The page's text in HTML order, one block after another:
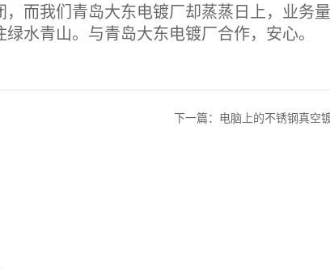
而我们青岛大东电镀厂却蒸蒸日上，业务
水青山。与青岛大东电镀厂合作，安心。
下一篇：电脑上的不锈钢真